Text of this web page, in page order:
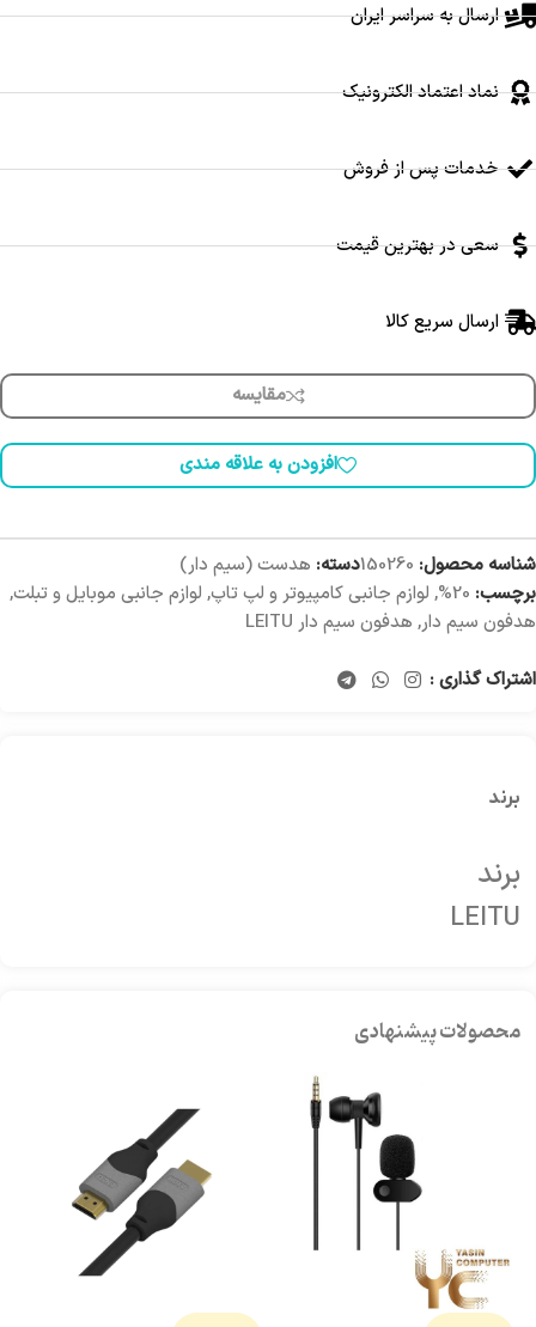
ارسال به سراسر ایران
نماد اعتماد الکترونیک
خدمات پس از فروش
سعی در بهترین قیمت
ارسال سریع کالا
مقایسه
افزودن به علاقه مندی
شناسه محصول: 150260دسته: هدست (سیم دار)
برچسب: 20%
, لوازم جانبی کامپیوتر و لپ تاپ, لوازم جانبی موبایل و تبلت,
هدفون سیم دار, هدفون سیم دار LEITU
اشتراک گذاری :
برند
برند
LEITU
محصولات پیشنهادی